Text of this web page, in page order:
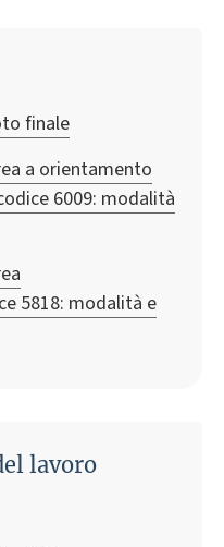
finale
a orientamento
6009: modalità
5818: modalità e
lavoro